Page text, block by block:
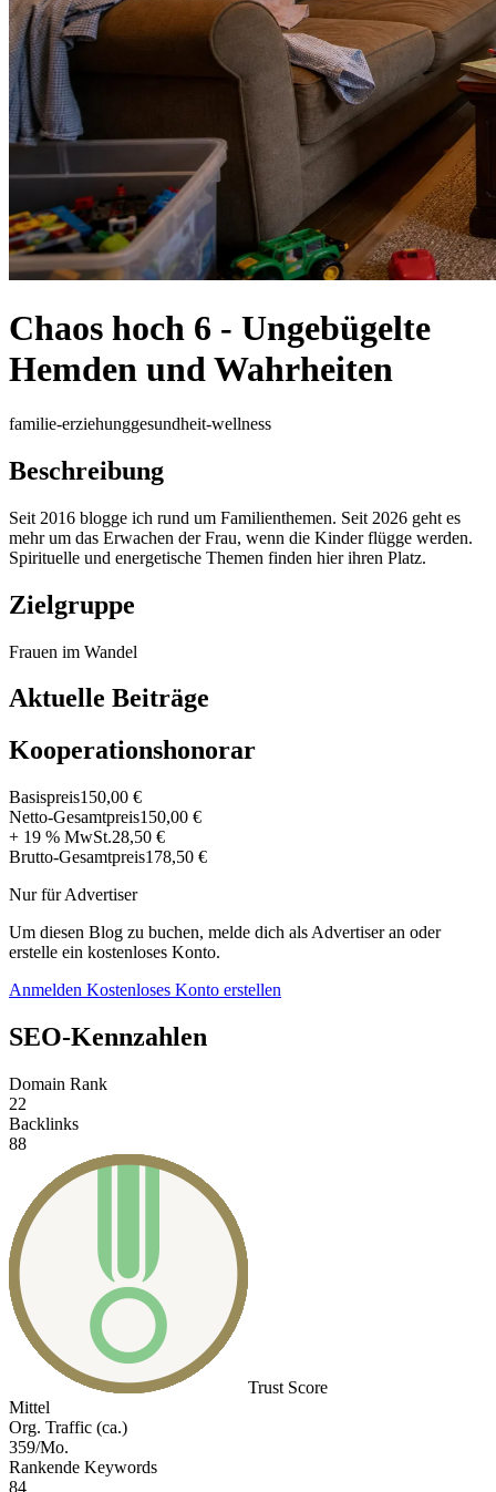
Chaos hoch 6 - Ungebügelte
Hemden und Wahrheiten
familie-erziehunggesundheit-wellness
Beschreibung
Seit 2016 blogge ich rund um Familienthemen. Seit 2026 geht es
mehr um das Erwachen der Frau, wenn die Kinder flügge werden.
Spirituelle und energetische Themen finden hier ihren Platz.
Zielgruppe
Frauen im Wandel
Aktuelle Beiträge
Kooperationshonorar
Basispreis150,00 €
Netto-Gesamtpreis150,00 €
+ 19 % MwSt.28,50 €
Brutto-Gesamtpreis178,50 €
Nur für Advertiser
Um diesen Blog zu buchen, melde dich als Advertiser an oder
erstelle ein kostenloses Konto.
Anmelden Kostenloses Konto erstellen
SEO-Kennzahlen
Domain Rank
22
Backlinks
88
Trust Score
Mittel
Org. Traffic (ca.)
359/Mo.
Rankende Keywords
84